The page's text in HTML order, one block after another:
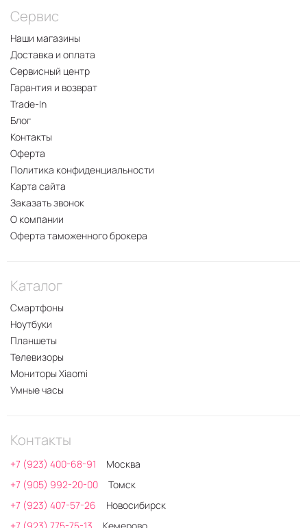
Сервис
Наши магазины
Доставка и оплата
Сервисный центр
Гарантия и возврат
Trade-In
Блог
Контакты
Оферта
Политика конфиденциальности
Карта сайта
Заказать звонок
О компании
Оферта таможенного брокера
Каталог
Смартфоны
Ноутбуки
Планшеты
Телевизоры
Мониторы Xiaomi
Умные часы
Контакты
+7 (923) 400-68-91
Москва
+7 (905) 992-20-00
Томск
+7 (923) 407-57-26
Новосибирск